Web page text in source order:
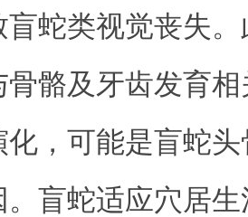
盲蛇类视觉丧失
骼及牙齿发育
化，可能是盲蛇
。盲蛇适应穴居